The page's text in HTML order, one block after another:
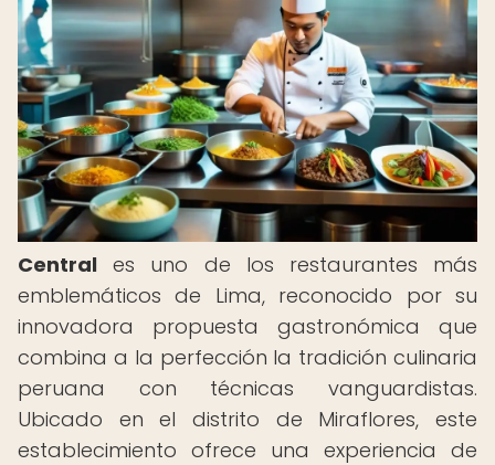
Central es uno de los restaurantes más
emblemáticos de Lima, reconocido por su
innovadora propuesta gastronómica que
combina a la perfección la tradición culinaria
peruana con técnicas vanguardistas.
Ubicado en el distrito de Miraflores, este
establecimiento ofrece una experiencia de